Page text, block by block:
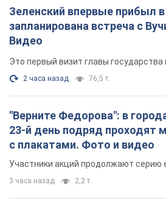
Участники акций продолжают серию
3 часа назад 2,2 т.
Сенат США одобрил
санкциях против России: что
3 часа назад 4,6 т.